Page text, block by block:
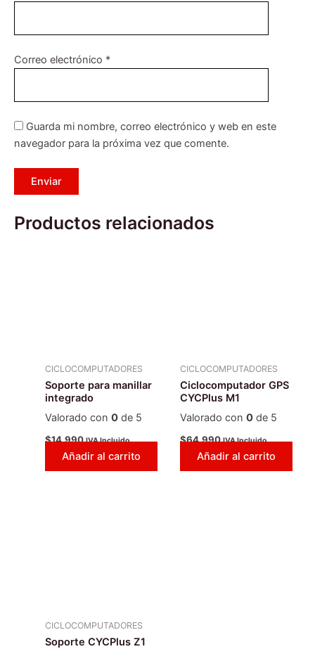
Correo electrónico *
Guarda mi nombre, correo electrónico y web en este
navegador para la próxima vez que comente.
Productos relacionados
CICLOCOMPUTADORES
Soporte para manillar
integrado
Valorado con 0de 5
$14.990 IVA Incluido
Añadir al carrito
CICLOCOMPUTADORES
Ciclocomputador GPS
CYCPlus M1
Valorado con 0de 5
$64.990 IVA Incluido
Añadir al carrito
CICLOCOMPUTADORES
Soporte CYCPlus Z1